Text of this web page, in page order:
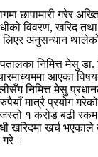
छापामारी गरेर
विवरण, खरिद तथा
अनुसन्धान
निमित्त मेसु डा.
आएका
निमित्त मेसु
मात्रै प्रयोग
१ करोड बढी
खरिदमा खर्च
।